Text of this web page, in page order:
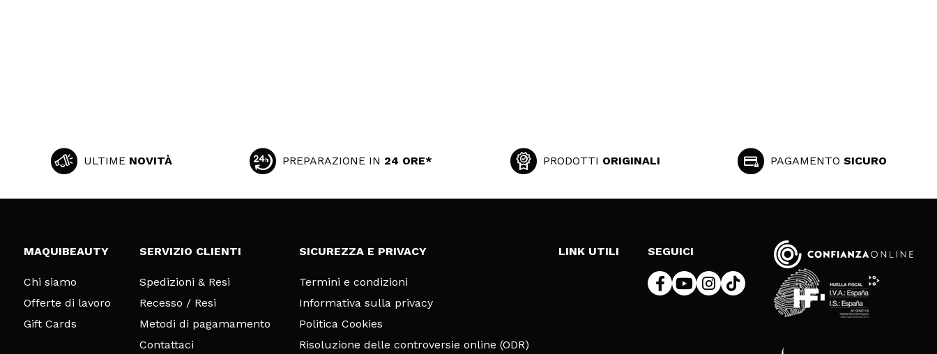
ULTIME NOVITÀ PREPARAZIONE IN 24 ORE* PRODOTTI ORIGINALI PAGAMENTO SICURO
MAQUIBEAUTY
Chi siamo
Offerte di lavoro
Gift Cards
SERVIZIO CLIENTI
Spedizioni & Resi
Recesso / Resi
Metodi di pagamamento
Contattaci
SICUREZZA E PRIVACY
Termini e condizioni
Informativa sulla privacy
Politica Cookies
Risoluzione delle controversie online (ODR)
LINK UTILI SEGUICI